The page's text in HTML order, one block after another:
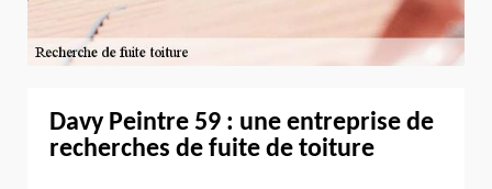
Davy Peintre 59 : une entreprise de
recherches de fuite de toiture